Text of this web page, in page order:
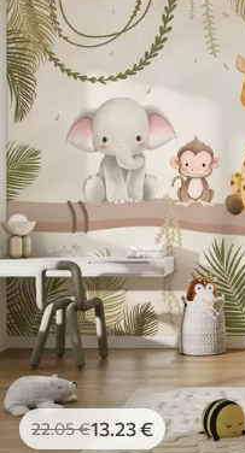
22.05€13 .23€